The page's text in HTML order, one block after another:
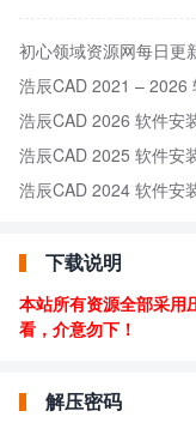
初心领域资源网每日更
浩辰CAD 2021 – 2026
浩辰CAD 2026 软件安
浩辰CAD 2025 软件安
浩辰CAD 2024 软件安
下载说明
本站所有资源全部采用
看，介意勿下！
解压密码